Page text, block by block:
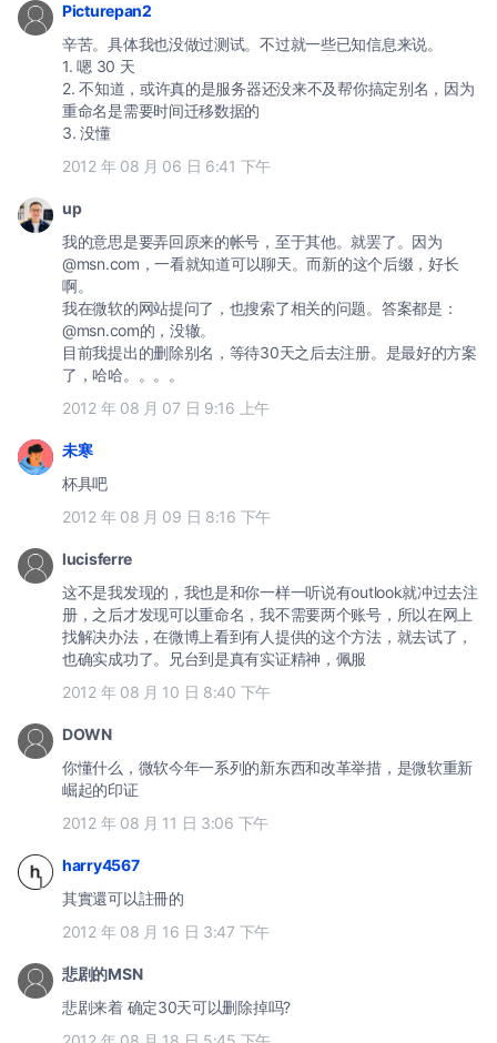
Picturepan2
辛苦。具体我也没做过测试。不过就一些已知信息来说。
1. 嗯 30 天
2. 不知道，或许真的是服务器还没来不及帮你搞定别名，因为
重命名是需要时间迁移数据的
3. 没懂
2012 年 08 月 06 日 6:41 下午
up
我的意思是要弄回原来的帐号，至于其他。就罢了。因为
@msn.com，一看就知道可以聊天。而新的这个后缀，好长
啊。
我在微软的网站提问了，也搜索了相关的问题。答案都是：
@msn.com的，没辙。
目前我提出的删除别名，等待30天之后去注册。是最好的方案
了，哈哈。。。。
2012 年 08 月 07 日 9:16 上午
未寒
杯具吧
2012 年 08 月 09 日 8:16 下午
lucisferre
这不是我发现的，我也是和你一样一听说有outlook就冲过去注
册，之后才发现可以重命名，我不需要两个账号，所以在网上
找解决办法，在微博上看到有人提供的这个方法，就去试了，
也确实成功了。兄台到是真有实证精神，佩服
2012 年 08 月 10 日 8:40 下午
DOWN
你懂什么，微软今年一系列的新东西和改革举措，是微软重新
崛起的印证
2012 年 08 月 11 日 3:06 下午
harry4567
其實還可以註冊的
2012 年 08 月 16 日 3:47 下午
悲剧的MSN
悲剧来着 确定30天可以删除掉吗?